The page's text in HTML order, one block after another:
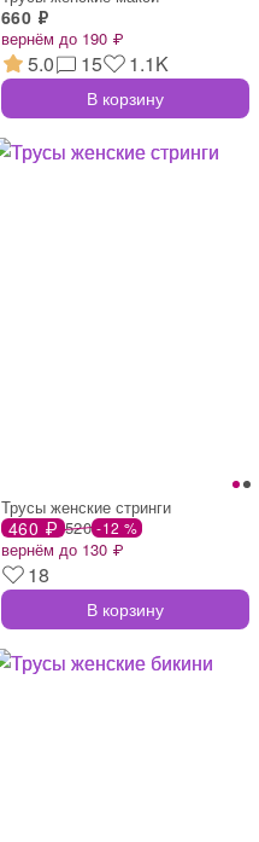
660 ₽
вернём до 190 ₽
5.0 15 1.1K
В корзину
Трусы женские стринги
460 ₽ 520 -12 %
вернём до 130 ₽
18
В корзину